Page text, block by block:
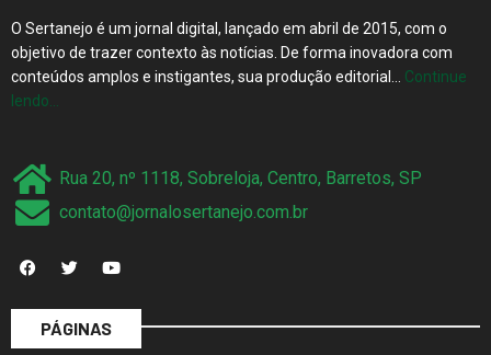
O Sertanejo é um jornal digital, lançado em abril de 2015, com o
objetivo de trazer contexto às notícias. De forma inovadora com
conteúdos amplos e instigantes, sua produção editorial… Continue
lendo…
Rua 20, nº 1118, Sobreloja, Centro, Barretos, SP
contato@jornalosertanejo.com.br
PÁGINAS